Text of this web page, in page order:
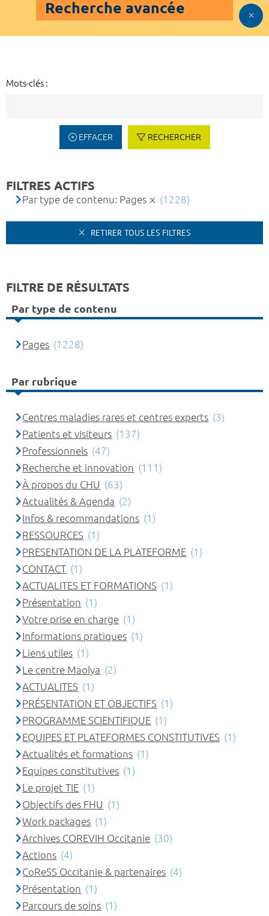
Recherche avancée
Mots-clés :
EFFACER RECHERCHER
FILTRES ACTIFS
Par type de contenu: Pages (1228)
RETIRER TOUS LES FILTRES
FILTRE DE RÉSULTATS
Par type de contenu
Pages (1228)
Par rubrique
Centres maladies rares et centres experts (3)
Patients et visiteurs (137)
Professionnels (47)
Recherche et innovation (111)
À propos du CHU (63)
Actualités & Agenda (2)
Infos & recommandations (1)
RESSOURCES (1)
PRESENTATION DE LA PLATEFORME (1)
CONTACT (1)
ACTUALITES ET FORMATIONS (1)
Présentation (1)
Votre prise en charge (1)
Informations pratiques (1)
Liens utiles (1)
Le centre Maolya (2)
ACTUALITES (1)
PRÉSENTATION ET OBJECTIFS (1)
PROGRAMME SCIENTIFIQUE (1)
EQUIPES ET PLATEFORMES CONSTITUTIVES (1)
Actualités et formations (1)
Equipes constitutives (1)
Le projet TIE (1)
Objectifs des FHU (1)
Work packages (1)
Archives COREVIH Occitanie (30)
Actions (4)
CoReSS Occitanie & partenaires (4)
Présentation (1)
Parcours de soins (1)